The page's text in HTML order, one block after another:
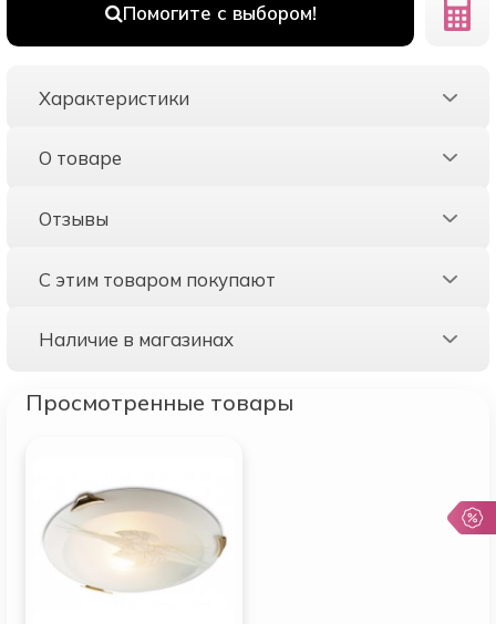
Помогите с выбором!
Характеристики
О товаре
Отзывы
С этим товаром покупают
Наличие в магазинах
Просмотренные товары